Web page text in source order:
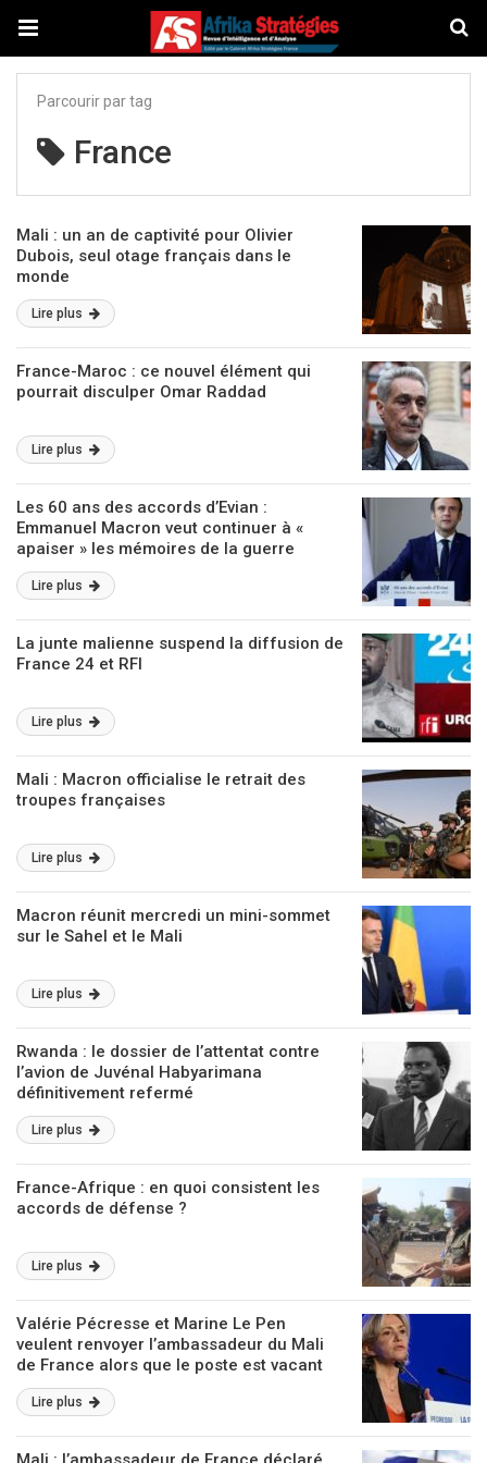
Parcourir par tag
France
Mali : un an de captivité pour Olivier
Dubois, seul otage français dans le
monde
Lire plus
France-Maroc : ce nouvel élément qui
pourrait disculper Omar Raddad
Lire plus
Les 60 ans des accords d’Evian :
Emmanuel Macron veut continuer à «
apaiser » les mémoires de la guerre
d’Algérie
Lire plus
La junte malienne suspend la diffusion de
France 24 et RFI
Lire plus
Mali : Macron officialise le retrait des
troupes françaises
Lire plus
Macron réunit mercredi un mini-sommet
sur le Sahel et le Mali
Lire plus
Rwanda : le dossier de l’attentat contre
l’avion de Juvénal Habyarimana
définitivement refermé
Lire plus
France-Afrique : en quoi consistent les
accords de défense ?
Lire plus
Valérie Pécresse et Marine Le Pen
veulent renvoyer l’ambassadeur du Mali
de France alors que le poste est vacant
depuis deux ans
Lire plus